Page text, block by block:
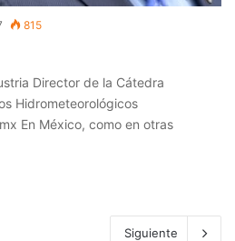
815
Director de la Cátedra
Hidrometeorológicos
En México, como en otras
Siguiente